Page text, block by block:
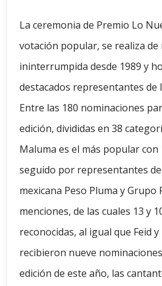
La ceremonia de Premio Lo
votación popular, se realiza de
ininterrumpida desde 1989 y
destacados representantes de
Entre las 180 nominaciones
edición, divididas en 38
Maluma es el más popular con
seguido por representantes de
mexicana Peso Pluma y Grupo
menciones, de las cuales 13 y
reconocidas, al igual que Feid
recibieron nueve
edición de este año, las